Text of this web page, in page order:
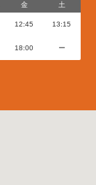
金 土
12:45 13:15
18:00 ー